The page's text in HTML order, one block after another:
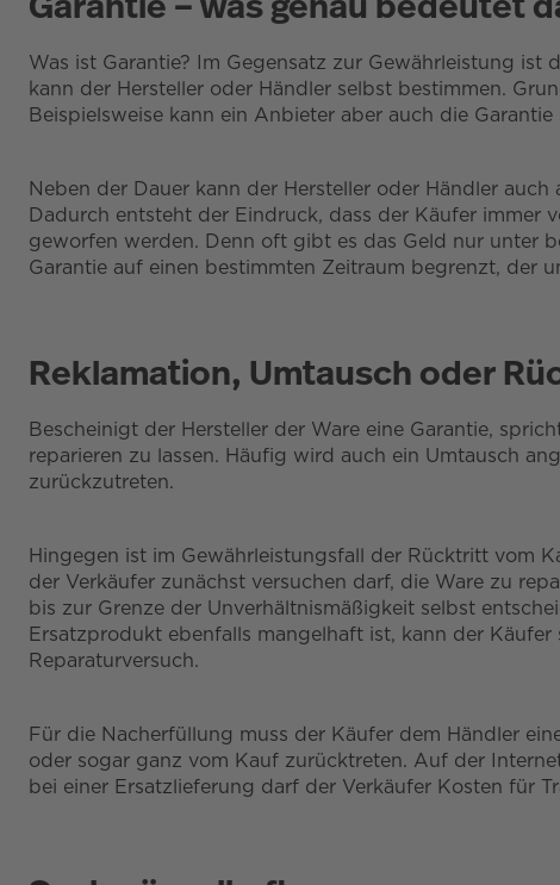
Was ist Garantie? Im Gegensatz zur Gewährleistung ist
kann der Hersteller oder Händler selbst bestimmen.
Beispielsweise kann ein Anbieter aber auch die
Neben der Dauer kann der Hersteller oder Händler
Dadurch entsteht der Eindruck, dass der Käufer immer
geworfen werden. Denn oft gibt es das Geld nur unter
Garantie auf einen bestimmten Zeitraum begrenzt, der
Reklamation, Umtausch oder
Bescheinigt der Hersteller der Ware eine Garantie,
reparieren zu lassen. Häufig wird auch ein Umtausch
zurückzutreten.
Hingegen ist im Gewährleistungsfall der Rücktritt vom
der Verkäufer zunächst versuchen darf, die Ware zu
bis zur Grenze der Unverhältnismäßigkeit selbst
Ersatzprodukt ebenfalls mangelhaft ist, kann der
Reparaturversuch.
Für die Nacherfüllung muss der Käufer dem Händler
oder sogar ganz vom Kauf zurücktreten. Auf der
bei einer Ersatzlieferung darf der Verkäufer Kosten für